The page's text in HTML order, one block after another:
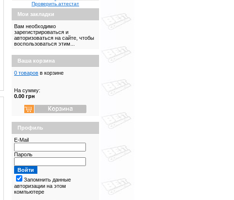
Проверить аттестат
Мои закладки
Вам необходимо
зарегистрироваться и
авторизоваться на сайте, чтобы
воспользоваться этим...
Ваша корзина
0 товаров в корзине
На сумму:
0.00 грн
Профиль
E-Mail
Пароль
Запомнить данные
авторизации на этом
компьютере